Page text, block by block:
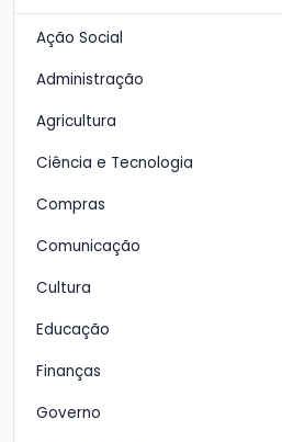
Ação Social
Administração
Agricultura
Ciência e Tecnologia
Compras
Comunicação
Cultura
Educação
Finanças
Governo